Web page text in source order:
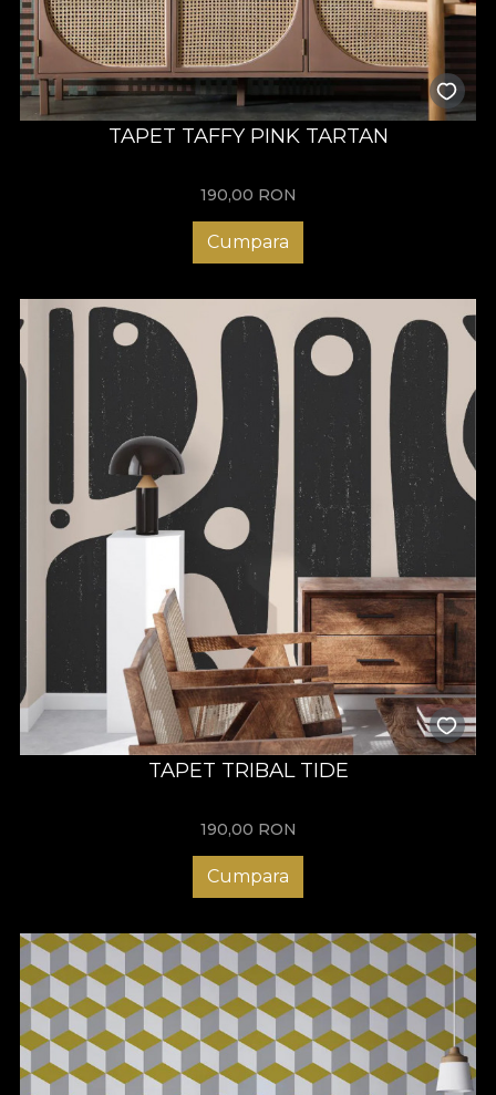
TAPET TAFFY PINK TARTAN
190,00 RON
Cumpara
TAPET TRIBAL TIDE
190,00 RON
Cumpara